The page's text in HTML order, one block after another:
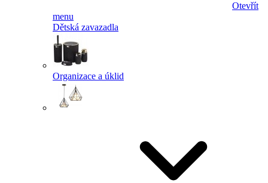
Otevřít
menu
Dětská zavazadla
Organizace a úklid